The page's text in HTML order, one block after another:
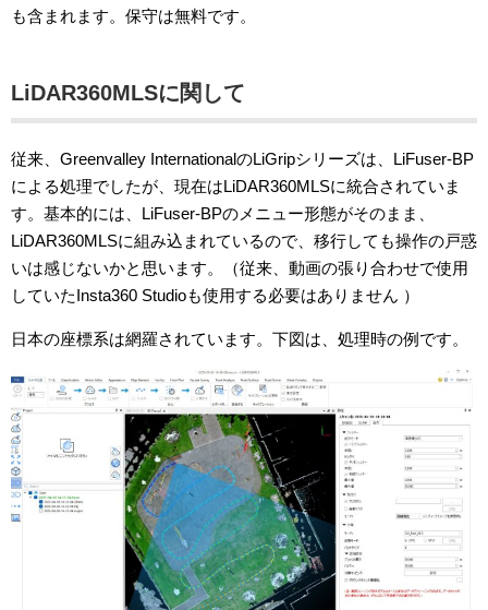
も含まれます。保守は無料です。
LiDAR360MLSに関して
従来、Greenvalley InternationalのLiGripシリーズは、LiFuser-BP
による処理でしたが、現在はLiDAR360MLSに統合されていま
す。基本的には、LiFuser-BPのメニュー形態がそのまま、
LiDAR360MLSに組み込まれているので、移行しても操作の戸惑
いは感じないかと思います。（従来、動画の張り合わせで使用
していたInsta360 Studioも使用する必要はありません ）
日本の座標系は網羅されています。下図は、処理時の例です。